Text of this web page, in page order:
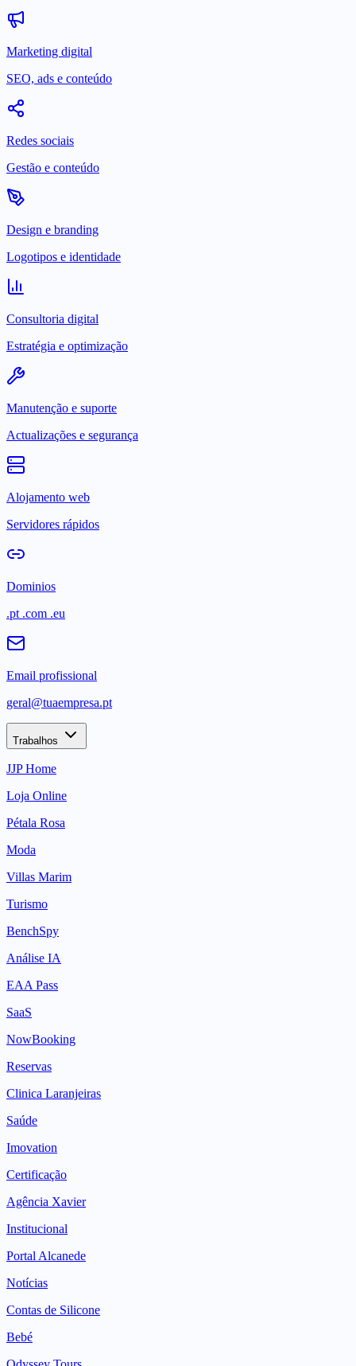
Marketing digital
SEO, ads e conteúdo
Redes sociais
Gestão e conteúdo
Design e branding
Logotipos e identidade
Consultoria digital
Estratégia e optimização
Manutenção e suporte
Actualizações e segurança
Alojamento web
Servidores rápidos
Dominios
.pt .com .eu
Email profissional
geral@tuaempresa.pt
Trabalhos
JJP Home
Loja Online
Pétala Rosa
Moda
Villas Marim
Turismo
BenchSpy
Análise IA
EAA Pass
SaaS
NowBooking
Reservas
Clinica Laranjeiras
Saúde
Imovation
Certificação
Agência Xavier
Institucional
Portal Alcanede
Notícias
Contas de Silicone
Bebé